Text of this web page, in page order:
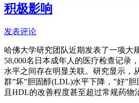
积极影响
发表评论
哈佛大学研究团队近期发表了一项大
58,000名日本成年人的医疗检查记录
水平之间存在明显关联。研究显示，
群”坏”胆固醇(LDL)水平下降，”好”胆
且HDL的改善程度甚至超过常规药物